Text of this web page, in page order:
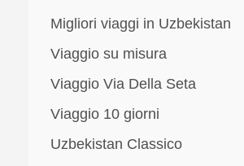
Migliori viaggi in Uzbekistan
Viaggio su misura
Viaggio Via Della Seta
Viaggio 10 giorni
Uzbekistan Classico